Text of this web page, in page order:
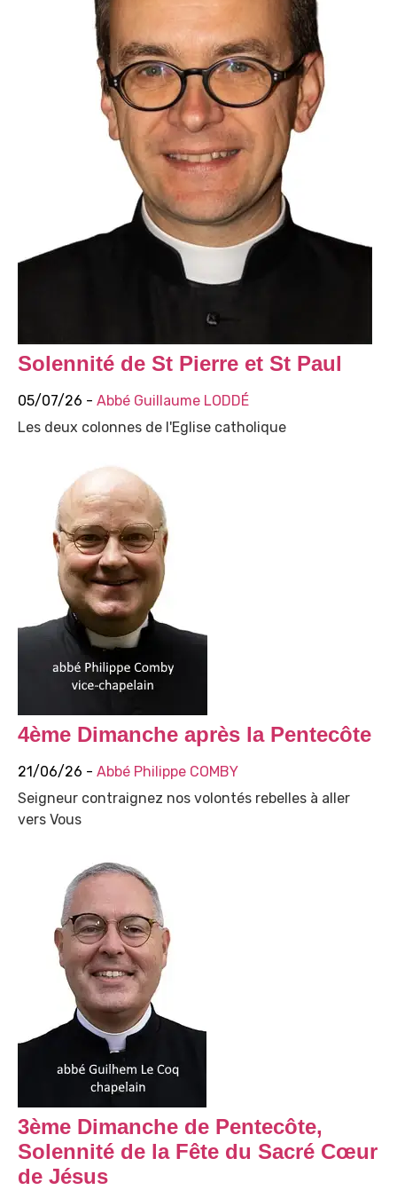
Solennité de St Pierre et St Paul
05/07/26 - Abbé Guillaume LODDÉ
Les deux colonnes de l'Eglise catholique
4ème Dimanche après la Pentecôte
21/06/26 - Abbé Philippe COMBY
Seigneur contraignez nos volontés rebelles à aller
vers Vous
3ème Dimanche de Pentecôte,
Solennité de la Fête du Sacré Cœur
de Jésus